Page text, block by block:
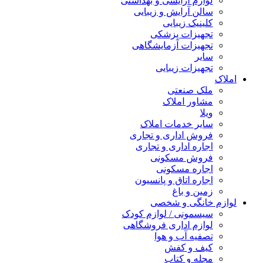
سالن آرایش و زیبایی
کلینیک زیبایی
تجهیزات پزشکی
تجهیزات آزمایشگاهی
سایر
تجهیزات زیبایی
املاک
ملک صنعتی
مشاور املاک
ویلا
سایر خدمات املاک
فروش اداری و تجاری
اجاره اداری و تجاری
فروش مسکونی
اجاره مسکونی
اجاره اتاق و پانسیون
زمین و باغ
لوازم خانگی و شخصی
سیسمونی / لوازم کودک
لوازم اداری فروشگاهی
تصفیه آب و هوا
کیف و کفش
مجله و کتاب